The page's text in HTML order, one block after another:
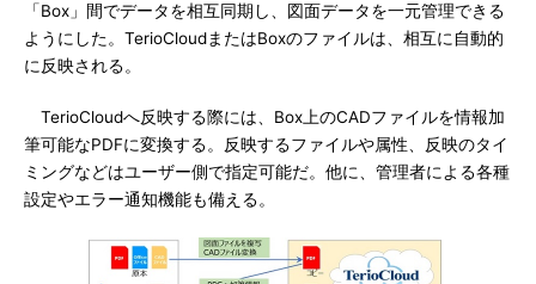
「Box」間でデータを相互同期し、図面データを一元管理できる
ようにした。TerioCloudまたはBoxのファイルは、相互に自動的
に反映される。
TerioCloudへ反映する際には、Box上のCADファイルを情報加
筆可能なPDFに変換する。反映するファイルや属性、反映のタイ
ミングなどはユーザー側で指定可能だ。他に、管理者による各種
設定やエラー通知機能も備える。